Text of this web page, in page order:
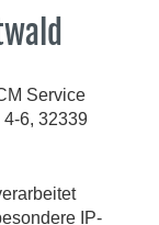
Service
6, 32339
IP-